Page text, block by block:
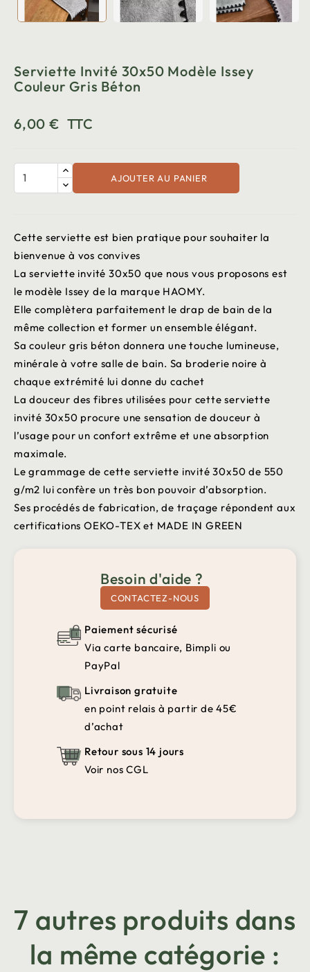
Serviette Invité 30x50 Modèle Issey
Couleur Gris Béton
6,00 € TTC
AJOUTER AU PANIER
Cette serviette est bien pratique pour souhaiter la
bienvenue à vos convives
La serviette invité 30x50 que nous vous proposons est
le modèle Issey de la marque HAOMY.
Elle complètera parfaitement le drap de bain de la
même collection et former un ensemble élégant.
Sa couleur gris béton donnera une touche lumineuse,
minérale à votre salle de bain. Sa broderie noire à
chaque extrémité lui donne du cachet
La douceur des fibres utilisées pour cette serviette
invité 30x50 procure une sensation de douceur à
l’usage pour un confort extrême et une absorption
maximale.
Le grammage de cette serviette invité 30x50 de 550
g/m2 lui confère un très bon pouvoir d’absorption.
Ses procédés de fabrication, de traçage répondent aux
certifications OEKO-TEX et MADE IN GREEN
Besoin d'aide ?
CONTACTEZ-NOUS
Paiement sécurisé
Via carte bancaire, Bimpli ou
PayPal
Livraison gratuite
en point relais à partir de 45€
d’achat
Retour sous 14 jours
Voir nos CGL
7 autres produits dans
la même catégorie :